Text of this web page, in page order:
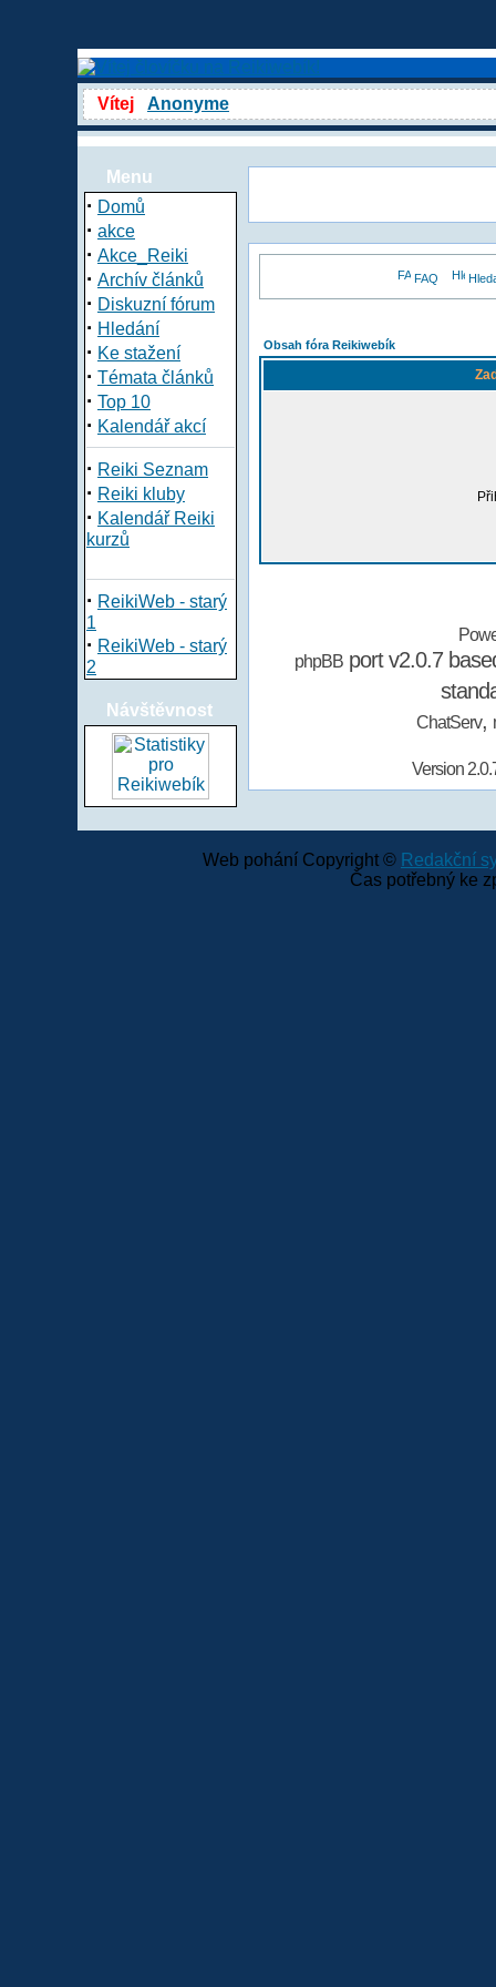
Vítej Anonyme
Menu
· Domů
· akce
· Akce_Reiki
· Archív článků
· Diskuzní fórum
· Hledání
· Ke stažení
· Témata článků
· Top 10
· Kalendář akcí
· Reiki Seznam
· Reiki kluby
· Kalendář Reiki
kurzů
· ReikiWeb - starý
1
· ReikiWeb - starý
2
Návštěvnost
FAQ
Obsah fóra Reikiwebík
phpBBport v2.0.7
ChatServ,
Version
Web pohání Copyright © Redakční
Čas potřebný ke